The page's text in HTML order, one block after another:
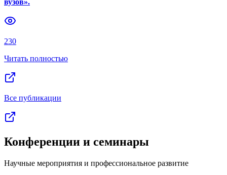
вузов».
230
Читать полностью
Все публикации
Конференции и семинары
Научные мероприятия и профессиональное развитие